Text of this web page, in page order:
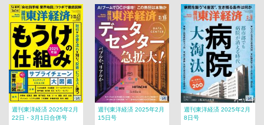
週刊東洋経済 2025年2月
22日・3月1日合併号
週刊東洋経済 2025年2月
15日号
週刊東洋経済 2025年2月
8日号